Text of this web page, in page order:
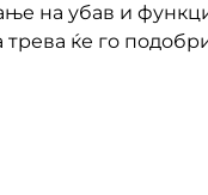
на убав и
ќе го